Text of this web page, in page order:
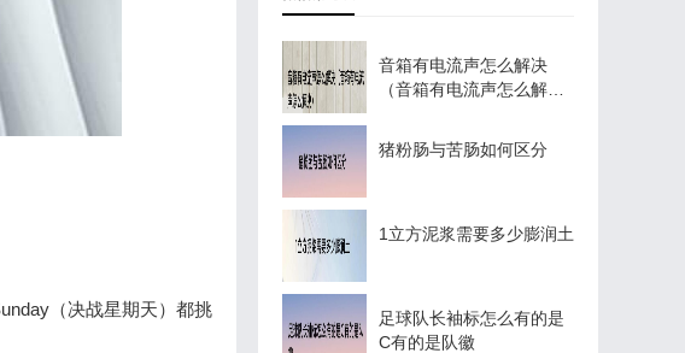
（决战星期天）都挑
音箱有电流声怎么解决
（音箱有电流声怎么解
猪粉肠与苦肠如何区分
1立方泥浆需要多少膨润土
足球队长袖标怎么有的是
C有的是队徽